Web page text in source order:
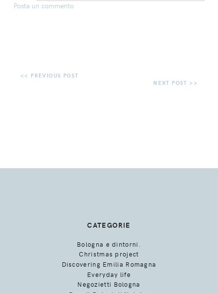
Posta un commento
CATEGORIE
Bologna e dintorni.
Christmas project
Discovering Emilia Romagna
Everyday life
Negozietti Bologna